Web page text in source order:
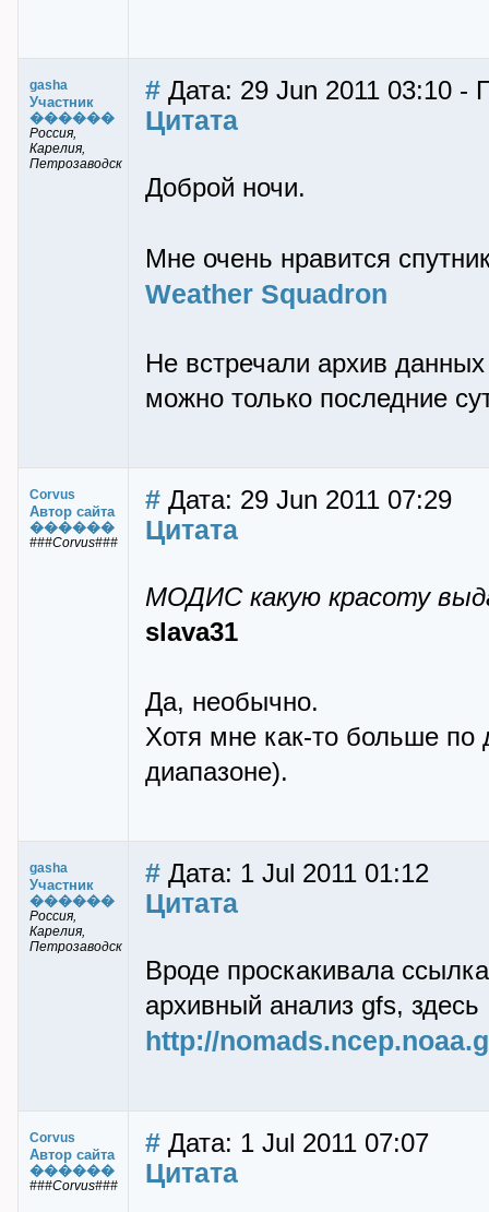
gasha
Участник
������
Россия,
Карелия,
Петрозаводск
# Дата: 29 Jun 2011 03:10 -
Цитата
Доброй ночи.
Мне очень нравится
Weather Squadron
Не встречали архив
можно только последние
Corvus
Автор сайта
������
###Corvus###
# Дата: 29 Jun 2011 07:29
Цитата
МОДИС какую красоту
slava31
Да, необычно.
Хотя мне как-то больше
диапазоне).
gasha
Участник
������
Россия,
Карелия,
Петрозаводск
# Дата: 1 Jul 2011 01:12
Цитата
Вроде проскакивала
архивный анализ gfs, здесь
http://
Corvus
Автор сайта
������
###Corvus###
# Дата: 1 Jul 2011 07:07
Цитата